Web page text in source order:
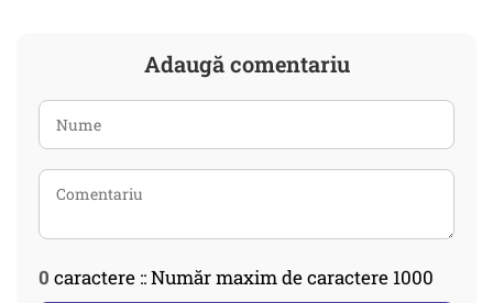
Adaugă comentariu
0 caractere :: Număr maxim de caractere 1000